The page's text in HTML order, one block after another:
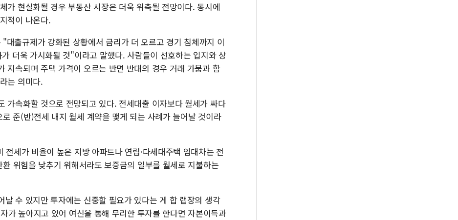
가 현실화될 경우 부동산 시장은 더욱 위축될 전망이다. 동시에
적이 나온다.
대출규제가 강화된 상황에서 금리가 더 오르고 경기 침체까지 이
더욱 가시화될 것"이라고 말했다. 사람들이 선호하는 입지와 상
지속되며 주택 가격이 오르는 반면 반대의 경우 거래 가뭄과 함
는 의미다.
가속화할 것으로 전망되고 있다. 전세대출 이자보다 월세가 싸다
준(반)전세 내지 월세 계약을 맺게 되는 사례가 늘어날 것이라
세가 비율이 높은 지방 아파트나 연립·다세대주택 임대차는 전
위험을 낮추기 위해서라도 보증금의 일부를 월세로 지불하는
날 수 있지만 투자에는 신중할 필요가 있다는 게 합 랩장의 생각
가 높아지고 있어 여신을 통해 무리한 투자를 한다면 자본이득과